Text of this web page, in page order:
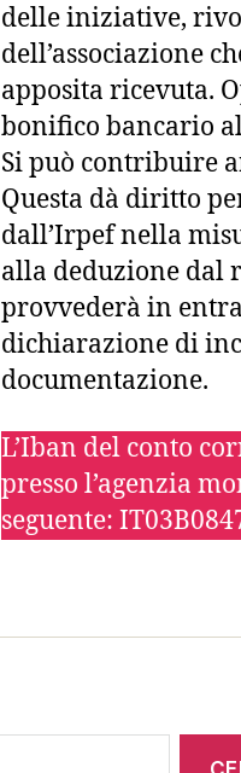
delle iniziative,
dell’associazione
apposita ricevuta.
bonifico bancario
Si può contribuire
Questa dà diritto
dall’Irpef nella
alla deduzione dal
provvederà in
dichiarazione di
documentazione.
L’Iban del conto
presso l’agenzia
seguente: